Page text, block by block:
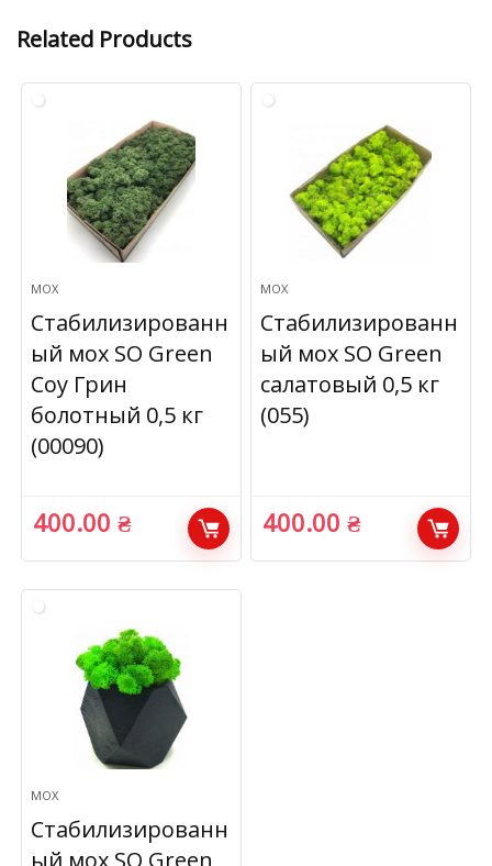
Related Products
МОХ
Стабилизированн
ый мох SO Green
Соу Грин
болотный 0,5 кг
(00090)
400.00₴
МОХ
Стабилизированн
ый мох SO Green
салатовый 0,5 кг
(055)
400.00₴
МОХ
Стабилизированн
ый мох SO Green